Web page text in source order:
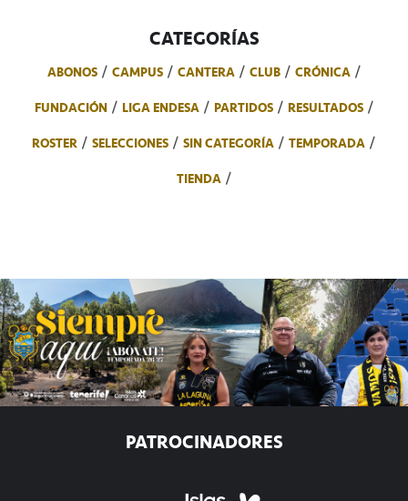
CATEGORÍAS
ABONOS CAMPUS CANTERA CLUB
CRÓNICA
FUNDACIÓN
LIGA ENDESA PARTIDOS
RESULTADOS
ROSTER
SELECCIONES SIN CATEGORÍA
TEMPORADA
TIENDA
PATROCINADORES